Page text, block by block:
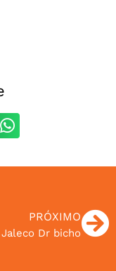
PRÓXIMO
Jaleco Dr bicho